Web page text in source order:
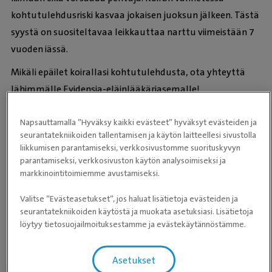
kohtutulehdusriski kasvaa jokaisen juoksun jälkeen. Tästä
syystä on suositeltavaa leikkauttaa narttu viimeistään 7
vuoden iässä.
Mikäli epäilet koirallasi kohtutulehdusta, ota yhteyttä
lähimmälle Evidensia-eläinlääkäriasemalle!
Kohtutulehdus
Napsauttamalla ”Hyväksy kaikki evästeet” hyväksyt evästeiden ja
seurantatekniikoiden tallentamisen ja käytön laitteellesi sivustolla
liikkumisen parantamiseksi, verkkosivustomme suorituskyvyn
parantamiseksi, verkkosivuston käytön analysoimiseksi ja
markkinointitoimiemme avustamiseksi.
Valitse ”Evästeasetukset”, jos haluat lisätietoja evästeiden ja
seurantatekniikoiden käytöstä ja muokata asetuksiasi. Lisätietoja
löytyy tietosuojailmoituksestamme ja evästekäytännöstämme.
Asetukset